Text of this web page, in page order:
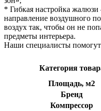
* Гибкая настройка
направление воздушного
воздух так, чтобы он не
предметы интерьера.
Наши специалисты
Категория
Площадь, м2
Бренд
Компрессор